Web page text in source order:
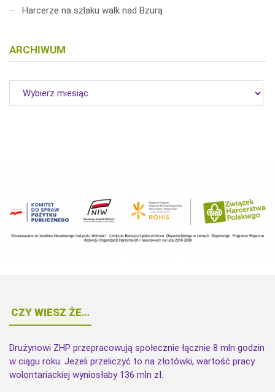
Harcerze na szlaku walk nad Bzurą
ARCHIWUM
CZY WIESZ ŻE…
Drużynowi ZHP przepracowują społecznie łącznie 8 mln godzin
w ciągu roku. Jeżeli przeliczyć to na złotówki, wartość pracy
wolontariackiej wyniosłaby 136 mln zł.